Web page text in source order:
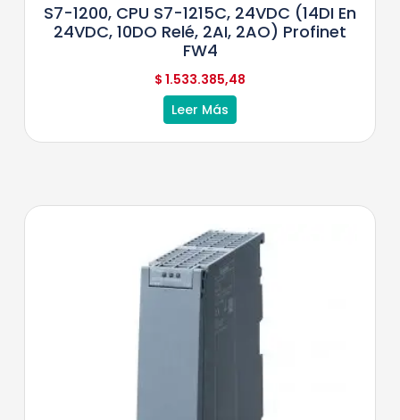
S7-1200, CPU S7-1215C, 24VDC (14DI En
24VDC, 10DO Relé, 2AI, 2AO) Profinet
FW4
$ 1.533.385,48
Leer Más